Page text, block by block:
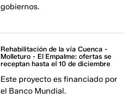
gobiernos.
Rehabilitación de la vía Cuenca -
Molleturo - El Empalme: ofertas se
receptan hasta el 10 de diciembre
Este proyecto es financiado por
el Banco Mundial.